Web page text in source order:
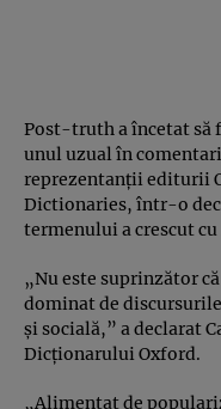
Post-truth a încetat să
unul uzual în
reprezentanţii editurii
Dictionaries, într-o
termenului a crescut
„Nu este suprinzător
dominat de
şi socială,” a declarat
Dicţionarului Oxford.
„Alimentat de